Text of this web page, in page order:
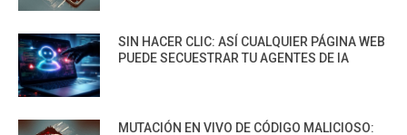
SIN HACER CLIC: ASÍ CUALQUIER PÁGINA WEB
PUEDE SECUESTRAR TU AGENTES DE IA
MUTACIÓN EN VIVO DE CÓDIGO MALICIOSO: